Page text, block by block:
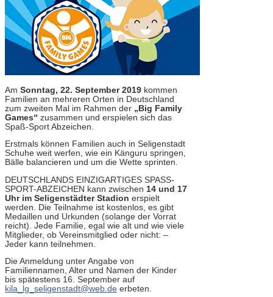
Am Sonntag, 22. September 2019 kommen
Familien an mehreren Orten in Deutschland
zum zweiten Mal im Rahmen der „Big Family
Games“ zusammen und erspielen sich das
Spaß-Sport Abzeichen.
Erstmals können Familien auch in Seligenstadt
Schuhe weit werfen, wie ein Känguru springen,
Bälle balancieren und um die Wette sprinten.
DEUTSCHLANDS EINZIGARTIGES SPASS-
SPORT-ABZEICHEN kann zwischen 14 und 17
Uhr im Seligenstädter Stadion erspielt
werden. Die Teilnahme ist kostenlos, es gibt
Medaillen und Urkunden (solange der Vorrat
reicht). Jede Familie, egal wie alt und wie viele
Mitglieder, ob Vereinsmitglied oder nicht: –
Jeder kann teilnehmen.
Die Anmeldung unter Angabe von
Familiennamen, Alter und Namen der Kinder
bis spätestens 16. September auf
kila_lg_seligenstadt@web.de erbeten.